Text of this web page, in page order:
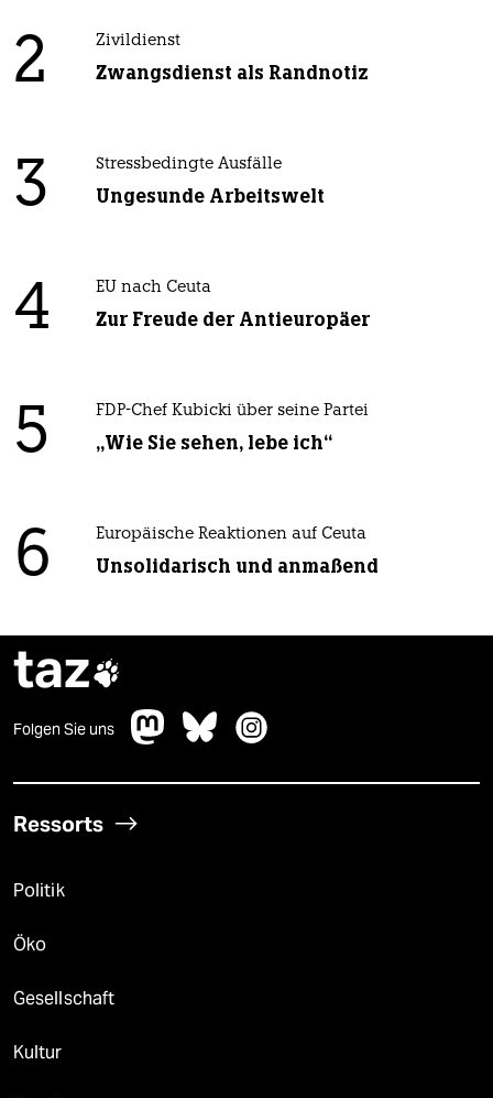
2 Zivildienst
Zwangsdienst als Randnotiz
3 Stressbedingte Ausfälle
Ungesunde Arbeitswelt
4 EU nach Ceuta
Zur Freude der Antieuropäer
5 FDP-Chef Kubicki über seine Partei
„Wie Sie sehen, lebe ich“
6 Europäische Reaktionen auf Ceuta
Unsolidarisch und anmaßend
taz
Folgen Sie uns
Ressorts
Politik
Öko
Gesellschaft
Kultur